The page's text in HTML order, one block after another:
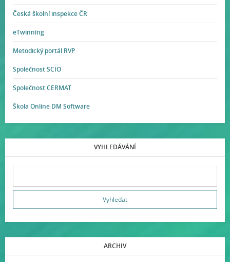
Česká školní inspekce ČR
eTwinning
Metodický portál RVP
Společnost SCIO
Společnost CERMAT
Škola Online DM Software
VYHLEDÁVÁNÍ
ARCHIV